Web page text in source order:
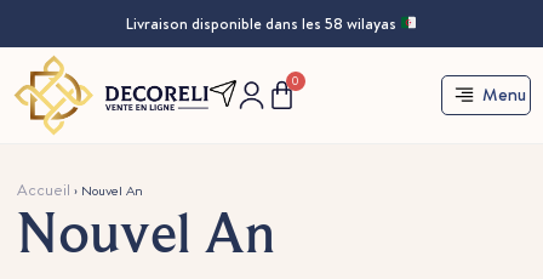
Livraison disponible dans les 58 wilayas
0
Menu
Accueil › Nouvel An
Nouvel An